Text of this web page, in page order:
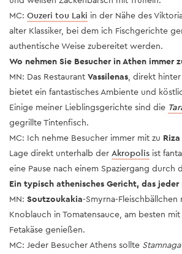
MC: Ouzeri tou Laki in der Nähe des
alter Klassiker, bei dem ich Fischgerichte
authentische Weise zubereitet werden.
Wo nehmen Sie Besucher in Athen immer
MN: Das Restaurant Vassilenas, direkt
bietet ein fantastisches Ambiente und
Einige meiner Lieblingsgerichte sind die
gegrillte Tintenfisch.
MC: Ich nehme Besucher immer mit zu
Lage direkt unterhalb der Akropolis ist
eine Pause nach einem Spaziergang durch
Ein typisch athenisches Gericht, das
MN: Soutzoukakia-Smyrna-
Knoblauch in Tomatensauce, am besten
Fetakäse genießen.
MC: Jeder Besucher Athens sollte